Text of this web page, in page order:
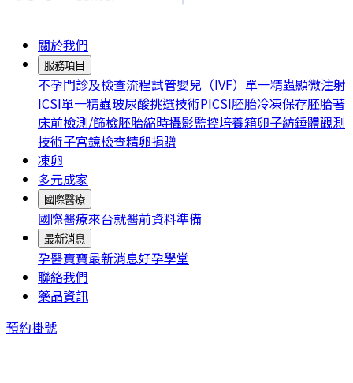
關於我們
服務項目
不孕門診及檢查流程試管嬰兒（IVF） 單一精蟲顯微注射
ICSI單一精蟲玻尿酸挑選技術PICSI胚胎冷凍保存胚胎著
床前檢測/篩檢胚胎縮時攝影監控培養箱卵子紡錘體觀測
技術子宮鏡檢查精卵捐贈
凍卵
多元成家
國際醫療
國際醫療來台就醫前資料準備
最新消息
孕醫寶寶最新消息好孕學堂
聯絡我們
藥品資訊
預約掛號